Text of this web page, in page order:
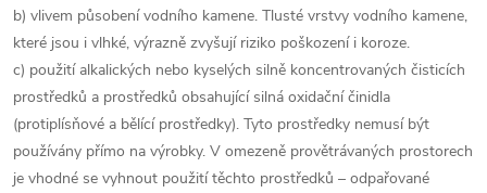
b) vlivem působení vodního kamene. Tlusté vrstvy vodního kamene,
které jsou i vlhké, výrazně zvyšují riziko poškození i koroze.
c) použití alkalických nebo kyselých silně koncentrovaných čisticích
prostředků a prostředků obsahující silná oxidační činidla
(protiplísňové a bělící prostředky). Tyto prostředky nemusí být
používány přímo na výrobky. V omezeně provětrávaných prostorech
je vhodné se vyhnout použití těchto prostředků – odpařované